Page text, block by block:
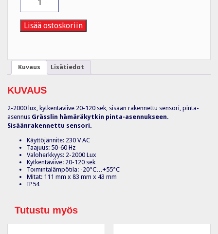
turnus
200
hämäräkytkin
määrä
Lisää ostoskoriin
Kuvaus Lisätiedot
KUVAUS
2-2000 lux, kytkentäviive 20-120 sek, sisään rakennettu sensori, pinta-
asennus Grässlin hämäräkytkin pinta-asennukseen.
Sisäänrakennettu sensori.
Käyttöjännite: 230 V AC
Taajuus: 50-60 Hz
Valoherkkyys: 2-2000 Lux
Kytkentäviive: 20-120 sek
Toimintalämpötila: -20°C…+55°C
Mitat: 111 mm x 83 mm x 43 mm
IP54
Tutustu myös